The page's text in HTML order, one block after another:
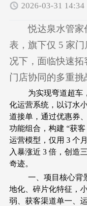
2026-03-31 14:34
悦达泉水管
表，旗下仅 5 家
况下，面临快速
门店协同的多重挑
为实现弯道超车
化运营系统，以订水
道接单，通过优惠券
功能组合，构建 “获
运营模型，仅用 3 个
入暴涨近 3 倍，创造
奇迹。
一、项目核心背
地化、碎片化特征，
弱、获客渠道单一、